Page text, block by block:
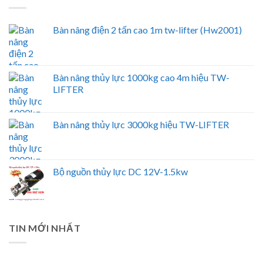
Bàn nâng điện 2 tấn cao 1m tw-lifter (Hw2001)
Bàn nâng thủy lực 1000kg cao 4m hiệu TW-
LIFTER
Bàn nâng thủy lực 3000kg hiệu TW-LIFTER
Bộ nguồn thủy lực DC 12V-1.5kw
TIN MỚI NHẤT